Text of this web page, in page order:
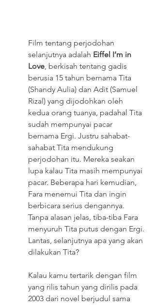
Film tentang perjodohan
selanjutnya adalah Eiffel I’m in
Love, berkisah tentang gadis
berusia 15 tahun bernama Tita
(Shandy Aulia) dan Adit (Samuel
Rizal) yang dijodohkan oleh
kedua orang tuanya, padahal Tita
sudah mempunyai pacar
bernama Ergi. Justru sahabat-
sahabat Tita mendukung
perjodohan itu. Mereka seakan
lupa kalau Tita masih mempunyai
pacar. Beberapa hari kemudian,
Fara menemui Tita dan ingin
berbicara serius dengannya.
Tanpa alasan jelas, tiba-tiba Fara
menyuruh Tita putus dengan Ergi.
Lantas, selanjutnya apa yang akan
dilakukan Tita?
Kalau kamu tertarik dengan film
yang rilis tahun yang dirilis pada
2003 dari novel berjudul sama